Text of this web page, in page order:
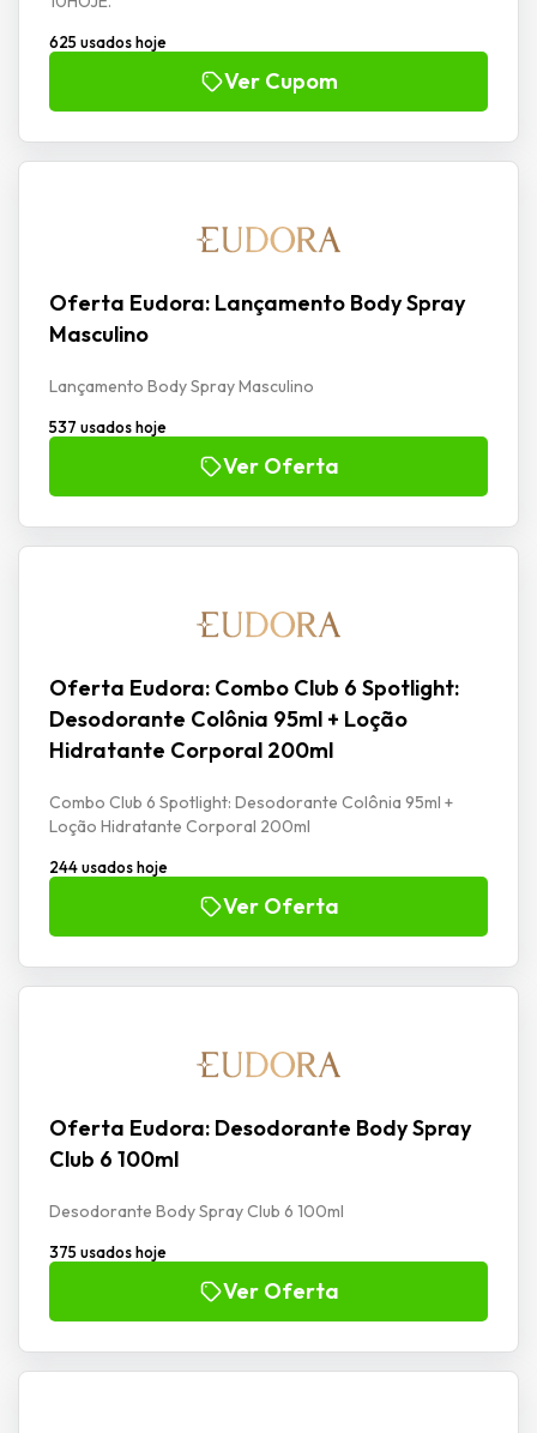
625 usados hoje
Ver Cupom
Oferta Eudora: Lançamento Body Spray
Masculino
Lançamento Body Spray Masculino
537 usados hoje
Ver Oferta
Oferta Eudora: Combo Club 6 Spotlight:
Desodorante Colônia 95ml + Loção
Hidratante Corporal 200ml
Combo Club 6 Spotlight: Desodorante Colônia 95ml +
Loção Hidratante Corporal 200ml
244 usados hoje
Ver Oferta
Oferta Eudora: Desodorante Body Spray
Club 6 100ml
Desodorante Body Spray Club 6 100ml
375 usados hoje
Ver Oferta